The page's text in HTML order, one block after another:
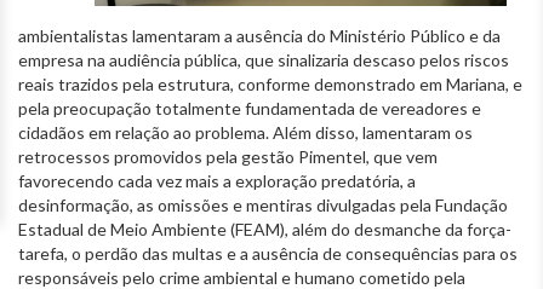
ambientalistas lamentaram a ausência do Ministério Público e da
empresa na audiência pública, que sinalizaria descaso pelos riscos
reais trazidos pela estrutura, conforme demonstrado em Mariana, e
pela preocupação totalmente fundamentada de vereadores e
cidadãos em relação ao problema. Além disso, lamentaram os
retrocessos promovidos pela gestão Pimentel, que vem
favorecendo cada vez mais a exploração predatória, a
desinformação, as omissões e mentiras divulgadas pela Fundação
Estadual de Meio Ambiente (FEAM), além do desmanche da força-
tarefa, o perdão das multas e a ausência de consequências para os
responsáveis pelo crime ambiental e humano cometido pela